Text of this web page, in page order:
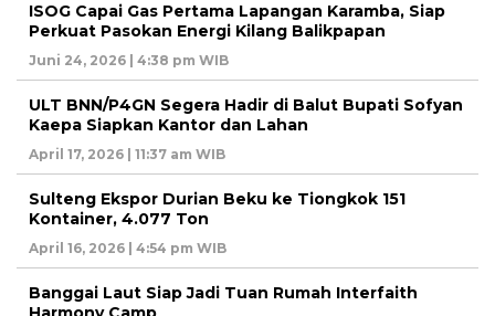
ISOG Capai Gas Pertama Lapangan Karamba, Siap
Perkuat Pasokan Energi Kilang Balikpapan
Juni 24, 2026 | 4:38 pm WIB
ULT BNN/P4GN Segera Hadir di Balut Bupati Sofyan
Kaepa Siapkan Kantor dan Lahan
April 17, 2026 | 11:37 am WIB
Sulteng Ekspor Durian Beku ke Tiongkok 151
Kontainer, 4.077 Ton
April 16, 2026 | 4:54 pm WIB
Banggai Laut Siap Jadi Tuan Rumah Interfaith